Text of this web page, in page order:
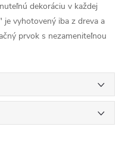
dekoráciu v každej
je vyhotovený iba z dreva a
prvok s nezameniteľnou